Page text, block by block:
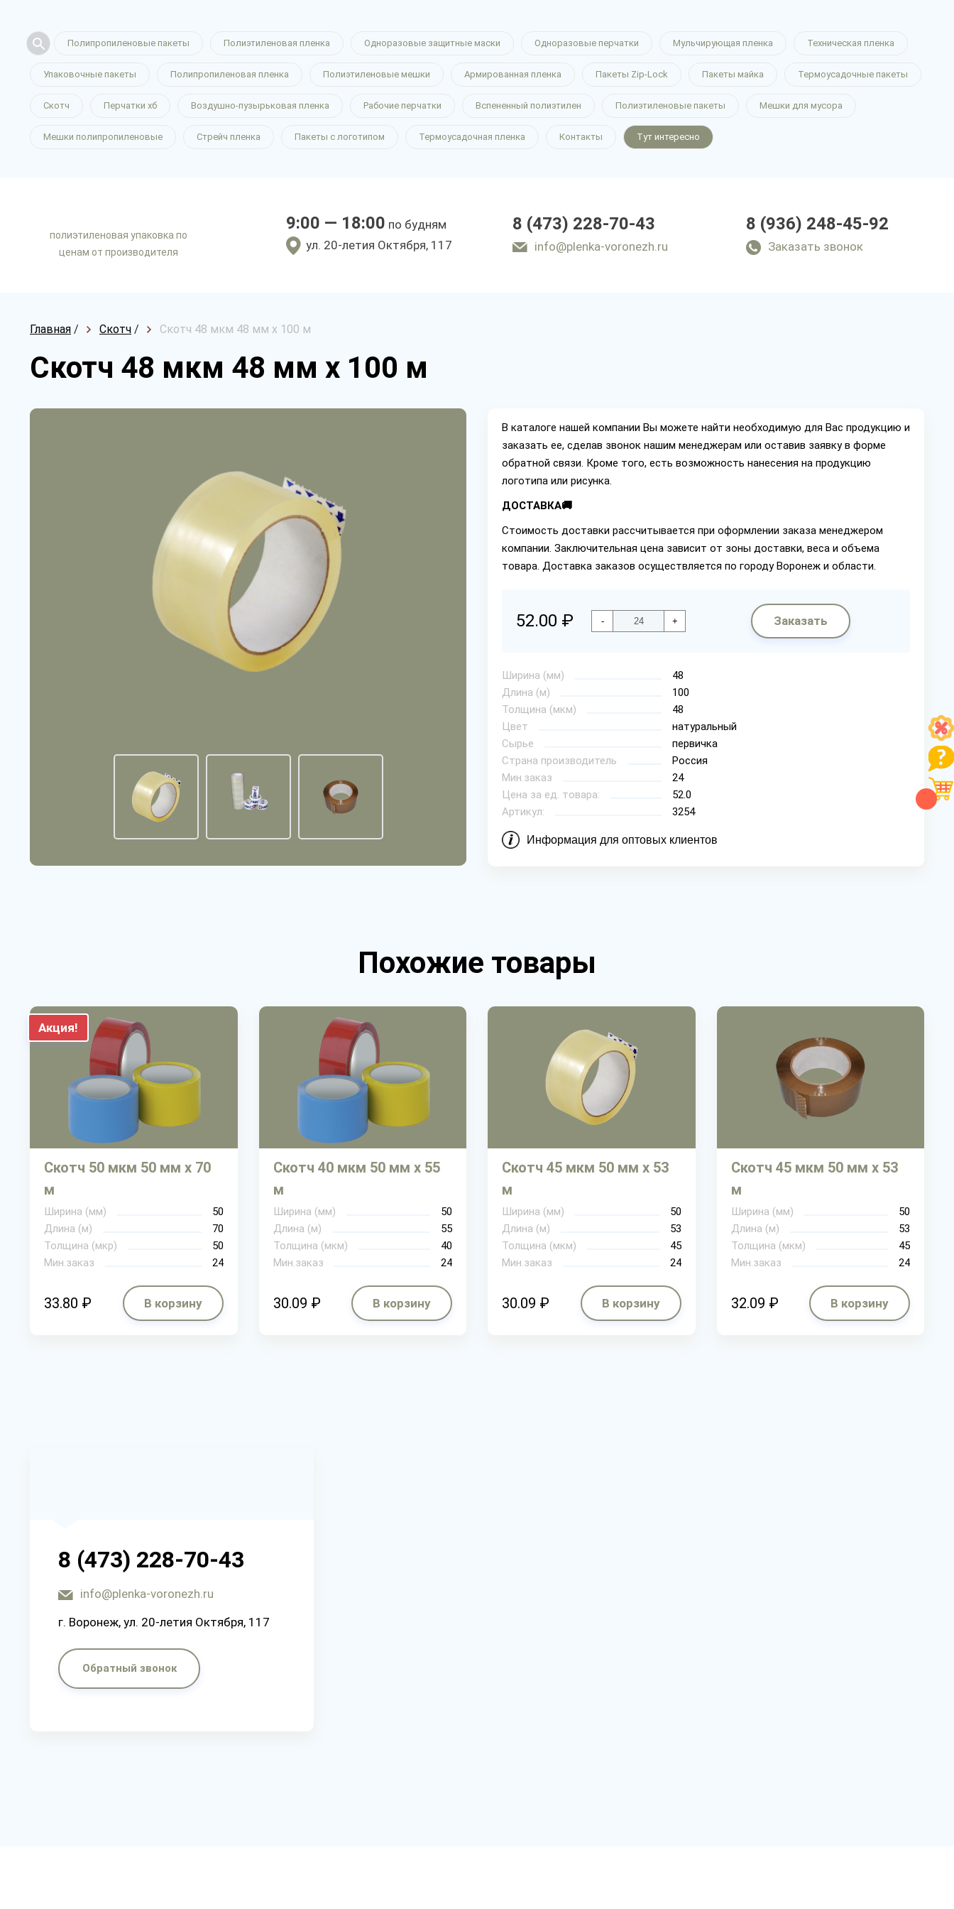
Полипропиленовые пакеты Полиэтиленовая пленка Одноразовые защитные маски Одноразовые перчатки Мульчирующая пленка Техническая пленка
Упаковочные пакеты Полипропиленовая пленка Полиэтиленовые мешки Армированная пленка Пакеты Zip-Lock Пакеты майка Термоусадочные пакеты
Скотч Перчатки хб Воздушно-пузырьковая пленка Рабочие перчатки Вспененный полиэтилен Полиэтиленовые пакеты Мешки для мусора
Мешки полипропиленовые Стрейч пленка Пакеты с логотипом Термоусадочная пленка Контакты Тут интересно
полиэтиленовая упаковка по
ценам от производителя
9:00 — 18:00 по будням
ул. 20-летия Октября, 117
8 (473) 228-70-43
info@plenka-voronezh.ru
8 (936) 248-45-92
Заказать звонок
Главная / Скотч / Скотч 48 мкм 48 мм х 100 м
Скотч 48 мкм 48 мм х 100 м
В каталоге нашей компании Вы можете найти необходимую для Вас продукцию и
заказать ее, сделав звонок нашим менеджерам или оставив заявку в форме
обратной связи. Кроме того, есть возможность нанесения на продукцию
логотипа или рисунка.
ДОСТАВКА🚚
Стоимость доставки рассчитывается при оформлении заказа менеджером
компании. Заключительная цена зависит от зоны доставки, веса и объема
товара. Доставка заказов осуществляется по городу Воронеж и области.
52.00 ₽ - + Заказать
Ширина (мм)
48
Длина (м)
100
Толщина (мкм)
48
Цвет
натуральный
Сырье
первичка
Страна производитель
Россия
Мин.заказ
24
Цена за ед. товара:
52.0
Артикул:
3254
Информация для оптовых клиентов
Похожие товары
Акция!
Скотч 50 мкм 50 мм х 70
м
Ширина (мм)
50
Длина (м)
70
Толщина (мкр)
50
Мин.заказ
24
33.80 ₽ В корзину
Скотч 40 мкм 50 мм х 55
м
Ширина (мм)
50
Длина (м)
55
Толщина (мкм)
40
Мин.заказ
24
30.09 ₽ В корзину
Скотч 45 мкм 50 мм х 53
м
Ширина (мм)
50
Длина (м)
53
Толщина (мкм)
45
Мин.заказ
24
30.09 ₽ В корзину
Скотч 45 мкм 50 мм х 53
м
Ширина (мм)
50
Длина (м)
53
Толщина (мкм)
45
Мин.заказ
24
32.09 ₽ В корзину
8 (473) 228-70-43
info@plenka-voronezh.ru
г. Воронеж, ул. 20-летия Октября, 117
Обратный звонок